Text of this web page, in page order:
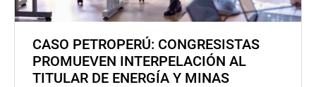
CASO PETROPERÚ: CONGRESISTAS
PROMUEVEN INTERPELACIÓN AL
TITULAR DE ENERGÍA Y MINAS